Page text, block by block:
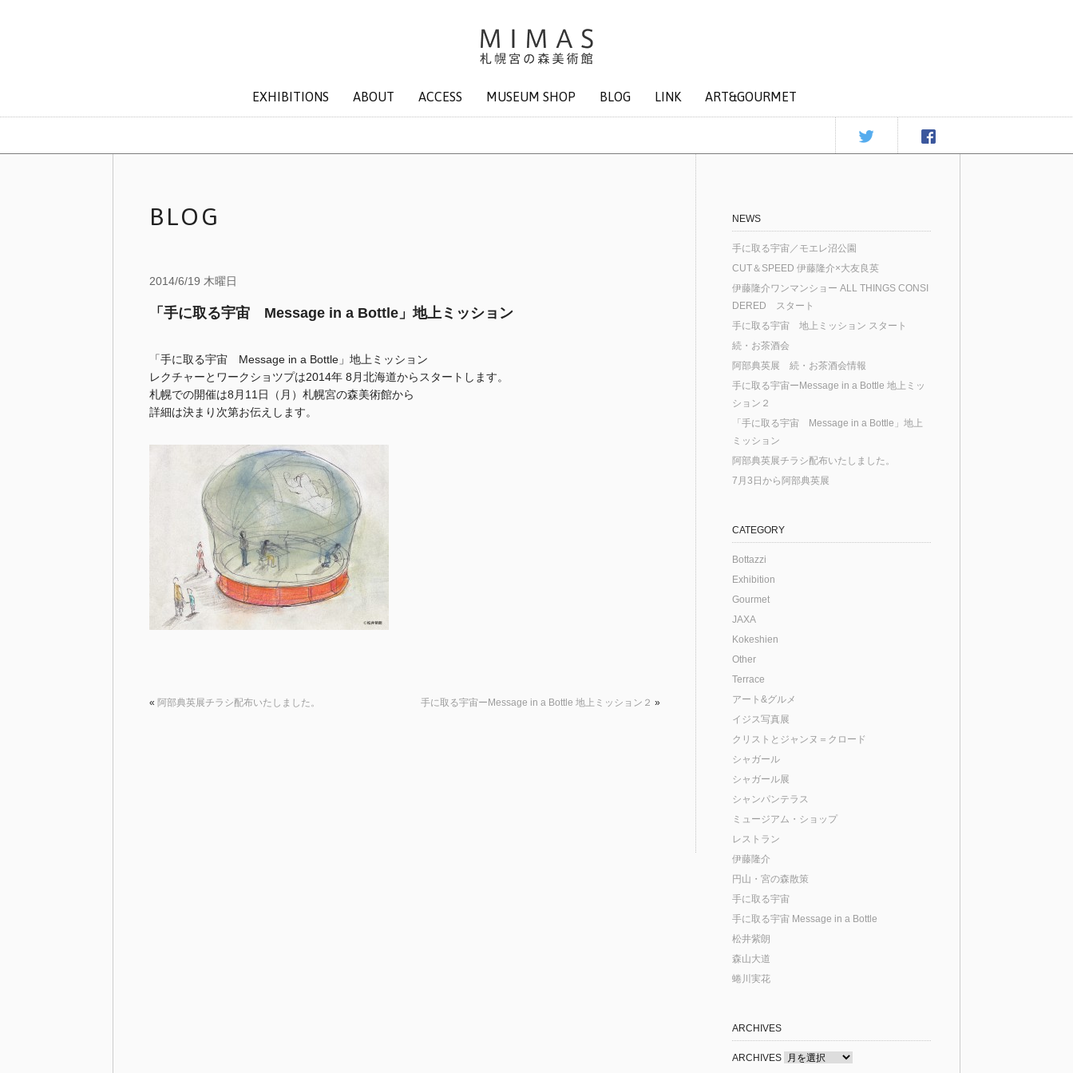
EXHIBITIONS ABOUT ACCESS MUSEUM SHOP BLOG LINK ART&GOURMET
BLOG
2014/6/19 木曜日
「手に取る宇宙 Message in a Bottle」地上ミッション
「手に取る宇宙 Message in a Bottle」地上ミッション
レクチャーとワークショツプは2014年 8月北海道からスタートします。
札幌での開催は8月11日（月）札幌宮の森美術館から
詳細は決まり次第お伝えします。
« 阿部典英展チラシ配布いたしました。 手に取る宇宙ーMessage in a Bottle 地上ミッション２ »
NEWS
手に取る宇宙／モエレ沼公園
CUT＆SPEED 伊藤隆介×大友良英
伊藤隆介ワンマンショー ALL THINGS CONSI
DERED スタート
手に取る宇宙 地上ミッション スタート
続・お茶酒会
阿部典英展 続・お茶酒会情報
手に取る宇宙ーMessage in a Bottle 地上ミッ
ション２
「手に取る宇宙 Message in a Bottle」地上
ミッション
阿部典英展チラシ配布いたしました。
7月3日から阿部典英展
CATEGORY
Bottazzi
Exhibition
Gourmet
JAXA
Kokeshien
Other
Terrace
アート&グルメ
イジス写真展
クリストとジャンヌ＝クロード
シャガール
シャガール展
シャンパンテラス
ミュージアム・ショップ
レストラン
伊藤隆介
円山・宮の森散策
手に取る宇宙
手に取る宇宙 Message in a Bottle
松井紫朗
森山大道
蜷川実花
ARCHIVES
ARCHIVES